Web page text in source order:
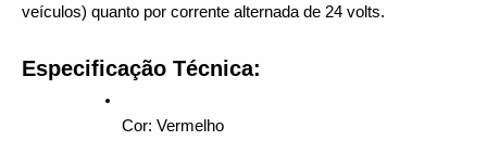
veículos) quanto por corrente alternada de 24 volts.
Especificação Técnica:
Cor: Vermelho